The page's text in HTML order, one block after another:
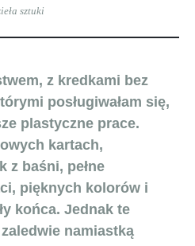
sztuki
z kredkami bez
posługiwałam się,
plastyczne prace.
kartach,
z baśni, pełne
pięknych kolorów i
końca. Jednak te
namiastką